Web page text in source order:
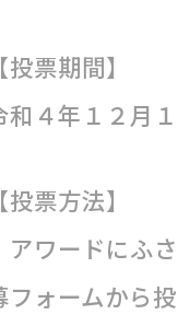
【投票期間】
和４年１２月
【投票方法】
アワードにふ
フォームから